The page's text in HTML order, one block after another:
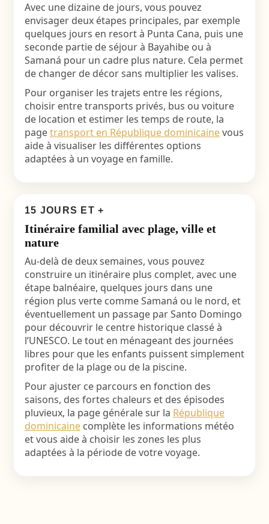
Avec une dizaine de jours, vous pouvez
envisager deux étapes principales, par exemple
quelques jours en resort à Punta Cana, puis une
seconde partie de séjour à Bayahibe ou à
Samaná pour un cadre plus nature. Cela permet
de changer de décor sans multiplier les valises.
Pour organiser les trajets entre les régions,
choisir entre transports privés, bus ou voiture
de location et estimer les temps de route, la
pagetransport en République dominicainevous
aide à visualiser les différentes options
adaptées à un voyage en famille.
15 JOURS ET +
Itinéraire familial avec plage, ville et
nature
Au-delà de deux semaines, vous pouvez
construire un itinéraire plus complet, avec une
étape balnéaire, quelques jours dans une
région plus verte comme Samaná ou le nord, et
éventuellement un passage par Santo Domingo
pour découvrir le centre historique classé à
l’UNESCO. Le tout en ménageant des journées
libres pour que les enfants puissent simplement
profiter de la plage ou de la piscine.
Pour ajuster ce parcours en fonction des
saisons, des fortes chaleurs et des épisodes
pluvieux, la page générale sur la République
dominicainecomplète les informations météo
et vous aide à choisir les zones les plus
adaptées à la période de votre voyage.